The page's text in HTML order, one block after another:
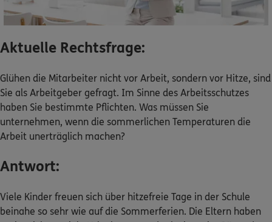
Service
Sehen Sie auf einen Blick Ihre Versicherungen bei ERGO,
dem ERGO Rechtsschutz und der DKV.
Zum Kundenportal
Schaden- oder Leistungsfall melden
Bequem online oder telefonisch.
Aktuelle Rechtsfrage:
Glühen die Mitarbeiter nicht vor Arbeit, sondern vor Hitze, sind
Sie als Arbeitgeber gefragt. Im Sinne des Arbeitsschutzes
haben Sie bestimmte Pflichten. Was müssen Sie
unternehmen, wenn die sommerlichen Temperaturen die
Arbeit unerträglich machen?
Antwort:
Viele Kinder freuen sich über hitzefreie Tage in der Schule
beinahe so sehr wie auf die Sommerferien. Die Eltern haben